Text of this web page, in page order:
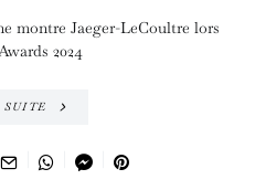
montre Jaeger-LeCoultre lors
2024
SUITE